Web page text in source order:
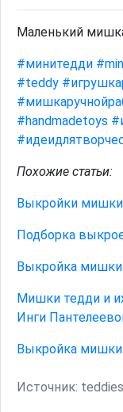
Маленький
#минитедди
#teddy
#handmadetoys
Похожие статьи:
Выкройки мишки
Подборка
Выкройка мишки
Мишки тедди и
Инги
Выкройка мишки
Источник: